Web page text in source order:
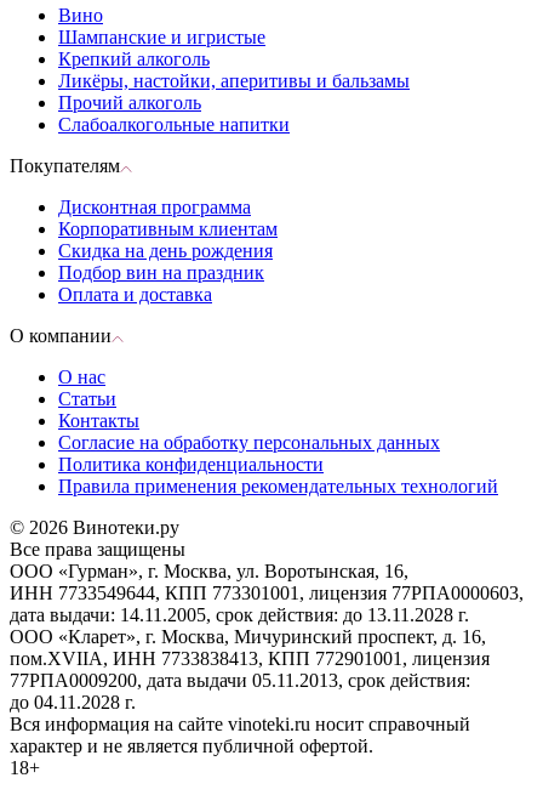
Вино
Шампанские и игристые
Крепкий алкоголь
Ликёры, настойки, аперитивы и бальзамы
Прочий алкоголь
Слабоалкогольные напитки
Покупателям
Дисконтная программа
Корпоративным клиентам
Скидка на день рождения
Подбор вин на праздник
Оплата и доставка
О компании
О нас
Статьи
Контакты
Согласие на обработку персональных данных
Политика конфиденциальности
Правила применения рекомендательных технологий
© 2026 Винотеки.ру
Все права защищены
ООО «Гурман», г. Москва, ул. Воротынская, 16,
ИНН 7733549644, КПП 773301001, лицензия 77РПА0000603,
дата выдачи: 14.11.2005, срок действия: до 13.11.2028 г.
ООО «Кларет», г. Москва, Мичуринский проспект, д. 16,
пом.XVIIA, ИНН 7733838413, КПП 772901001, лицензия
77РПА0009200, дата выдачи 05.11.2013, срок действия:
до 04.11.2028 г.
Вся информация на сайте vinoteki.ru носит справочный
характер и не является публичной офертой.
18+